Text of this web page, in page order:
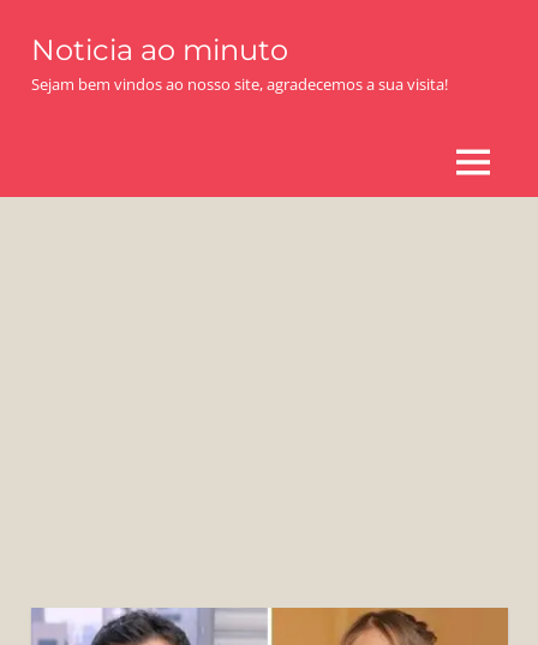
content
Noticia ao minuto
Sejam bem vindos ao nosso site, agradecemos a sua visita!
MENU